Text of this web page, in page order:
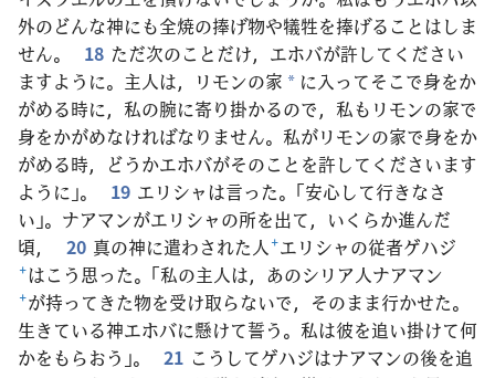
外のどんな神にも全焼の捧げ物や犠牲を捧げることはしま
せん。
18 ただ次のことだけ，エホバが許してください
ますように。主人は，リモンの家 * に入ってそこで身をか
がめる時に，私の腕に寄り掛かるので，私もリモンの家で
身をかがめなければなりません。私がリモンの家で身をか
がめる時，どうかエホバがそのことを許してくださいます
ように」。
19 エリシャは言った。「安心して行きなさ
い」。ナアマンがエリシャの所を出て，いくらか進んだ
頃，
20 真の神に遣わされた人+エリシャの従者ゲハジ
+はこう思った。「私の主人は，あのシリア人ナアマン
+が持ってきた物を受け取らないで，そのまま行かせた。
生きている神エホバに懸けて誓う。私は彼を追い掛けて何
かをもらおう」。
21 こうしてゲハジはナアマンの後を追